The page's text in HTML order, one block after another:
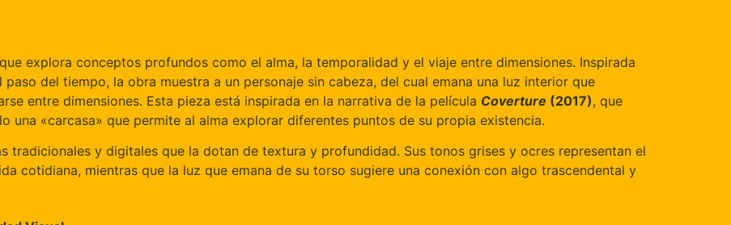
explora conceptos profundos como el alma, la temporalidad y el viaje entre dimensiones. Inspirada
del tiempo, la obra muestra a un personaje sin cabeza, del cual emana una luz interior que
entre dimensiones. Esta pieza está inspirada en la narrativa de la película Coverture (2017), que
una «carcasa» que permite al alma explorar diferentes puntos de su propia existencia.
tradicionales y digitales que la dotan de textura y profundidad. Sus tonos grises y ocres representan el
cotidiana, mientras que la luz que emana de su torso sugiere una conexión con algo trascendental y